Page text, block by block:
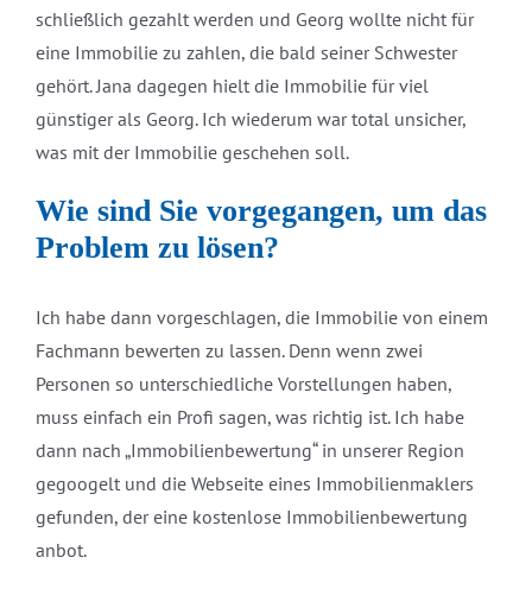
schließlich gezahlt werden und Georg wollte nicht für
eine Immobilie zu zahlen, die bald seiner Schwester
gehört. Jana dagegen hielt die Immobilie für viel
günstiger als Georg. Ich wiederum war total unsicher,
was mit der Immobilie geschehen soll.
Wie sind Sie vorgegangen, um das
Problem zu lösen?
Ich habe dann vorgeschlagen, die Immobilie von einem
Fachmann bewerten zu lassen. Denn wenn zwei
Personen so unterschiedliche Vorstellungen haben,
muss einfach ein Profi sagen, was richtig ist. Ich habe
dann nach „Immobilienbewertung“ in unserer Region
gegoogelt und die Webseite eines Immobilienmaklers
gefunden, der eine kostenlose Immobilienbewertung
anbot.